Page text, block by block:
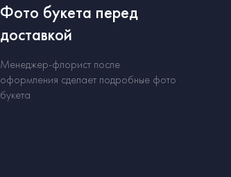
Фото букета перед
доставкой
Менеджер-флорист после
оформления сделает подробные фото
букета